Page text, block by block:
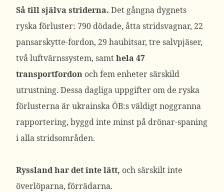
Så till själva striderna. Det gångna dygnets
ryska förluster: 790 dödade, åtta stridsvagnar, 22
pansarskytte-fordon, 29 haubitsar, tre salvpjäser,
två luftvärnssystem, samthela 47
transportfordon och fem enheter särskild
utrustning. Dessa dagliga uppgifter om de ryska
förlusterna är ukrainska ÖB:s väldigt noggranna
rapportering, byggd inte minst på drönar-spaning
i alla stridsområden.
Ryssland har det inte lätt, och särskilt inte
överlöparna, förrädarna.